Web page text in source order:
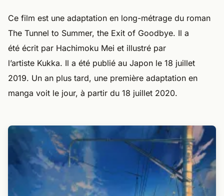
Ce film est une adaptation en long-métrage du roman
The Tunnel to Summer, the Exit of Goodbye. Il a
été écrit par Hachimoku Mei et illustré par
l’artiste Kukka. Il a été publié au Japon le 18 juillet
2019. Un an plus tard, une première adaptation en
manga voit le jour, à partir du 18 juillet 2020.